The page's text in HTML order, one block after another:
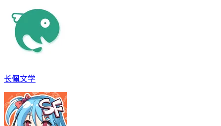
长佩文学